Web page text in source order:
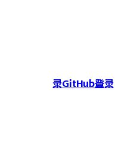
录GitHub登录